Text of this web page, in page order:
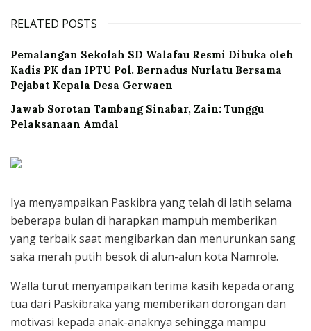
RELATED POSTS
Pemalangan Sekolah SD Walafau Resmi Dibuka oleh
Kadis PK dan IPTU Pol. Bernadus Nurlatu Bersama
Pejabat Kepala Desa Gerwaen
Jawab Sorotan Tambang Sinabar, Zain: Tunggu
Pelaksanaan Amdal
Iya menyampaikan Paskibra yang telah di latih selama
beberapa bulan di harapkan mampuh memberikan
yang terbaik saat mengibarkan dan menurunkan sang
saka merah putih besok di alun-alun kota Namrole.
Walla turut menyampaikan terima kasih kepada orang
tua dari Paskibraka yang memberikan dorongan dan
motivasi kepada anak-anaknya sehingga mampu